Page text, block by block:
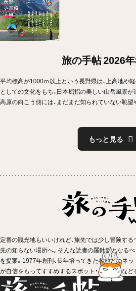
旅の手帖 2026
平均標高が1000ｍ以上という長野県は、上高地や
としての文化をもち、日本屈指の美しい山岳風景
高原の向こう側には、まだまだ知られていない眺望
もっと見る
定番の観光地もいいけれど、旅先では少し冒険す
先の知らない場所へ。そんな読者の羅針盤となる
を提案。1977年創刊、長年培ってきた各地とのネ
が自信をもってすすめするスポット・イベントなど